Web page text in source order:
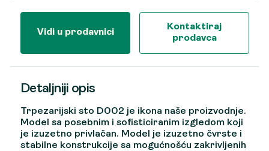
Vidi u prodavnici
Kontaktiraj
prodavca
Detaljniji opis
Trpezarijski sto D002 je ikona naše proizvodnje.
Model sa posebnim i sofisticiranim izgledom koji
je izuzetno privlačan. Model je izuzetno čvrste i
stabilne konstrukcije sa mogućnošću zakrivljenih